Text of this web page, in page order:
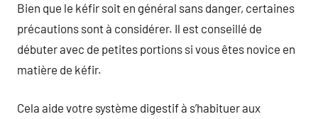
Bien que le kéfir soit en général sans danger, certaines
précautions sont à considérer. Il est conseillé de
débuter avec de petites portions si vous êtes novice en
matière de kéfir.
Cela aide votre système digestif à s’habituer aux